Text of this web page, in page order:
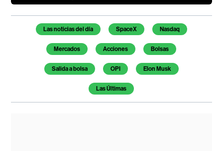
Temas de este artículo
Las noticias del día SpaceX Nasdaq
Mercados Acciones Bolsas
Salida a bolsa OPI Elon Musk
Las Últimas